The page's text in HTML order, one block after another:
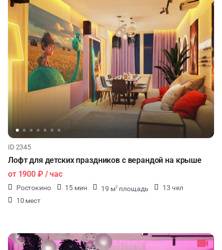
ID 2345
Лофт для детских праздников с верандой на крыше
от 1900 ₽/ час
Ростокино 15 мин 19 м2 площадь
13 чел
10 мест